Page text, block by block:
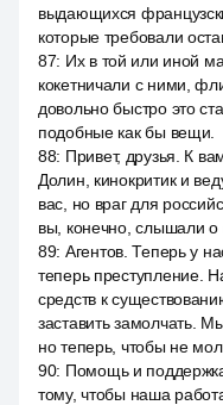
выдающихся
которые требовали
87: Их в той или иной
кокетничали с ними,
довольно быстро это
подобные как бы вещи.
88: Привет, друзья. К
Долин, кинокритик и
вас, но враг для
вы, конечно, слышали о
89: Агентов. Теперь у
теперь преступление.
средств к
заставить замолчать.
но теперь, чтобы не
90: Помощь и
тому, чтобы наша